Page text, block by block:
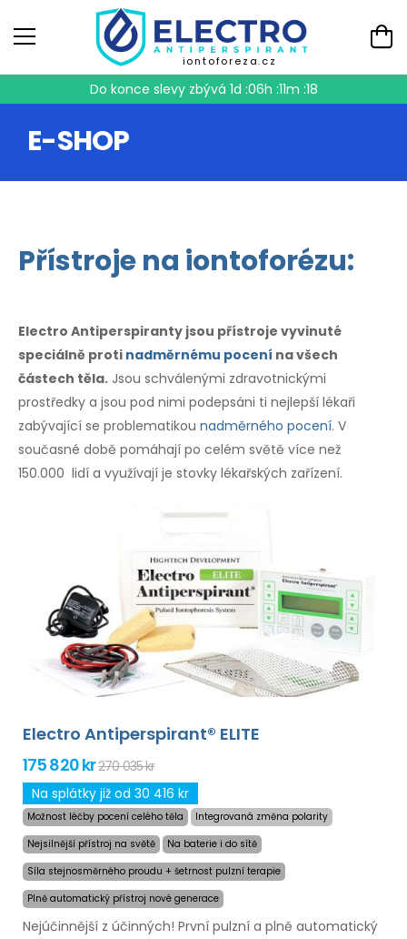
iontoforeza.cz
Do konce slevy zbývá 1d :06h :11m :17
E-SHOP
Přístroje na iontoforézu:
Electro Antiperspiranty jsou přístroje vyvinuté
speciálně proti nadměrnému pocení na všech
částech těla. Jsou schválenými zdravotnickými
prostředky a jsou pod nimi podepsáni ti nejlepší lékaři
zabývající se problematikou nadměrného pocení. V
současné době pomáhají po celém světě více než
150.000 lidí a využívají je stovky lékařských zařízení.
Electro Antiperspirant® ELITE
175 820 kr270 035 kr
Na splátky již od 30 416 kr
Možnost léčby pocení celého těla
Integrovaná změna polarity
Nejsilnější přístroj na světě
Na baterie i do sítě
Síla stejnosměrného proudu + šetrnost pulzní terapie
Plně automatický přístroj nové generace
Nejúčinnější z účinných! První pulzní a plně automatický